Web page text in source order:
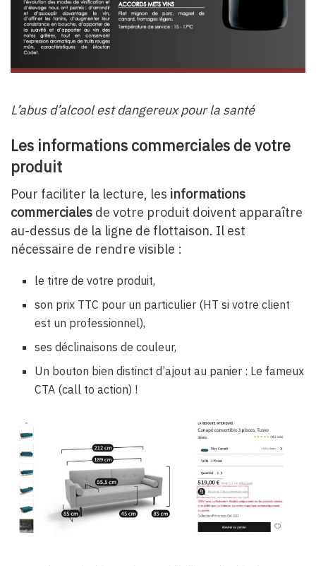
L’abus d’alcool est dangereux pour la santé
Les informations commerciales de votre
produit
Pour faciliter la lecture, les informations
commerciales de votre produit doivent apparaître
au-dessus de la ligne de flottaison. Il est
nécessaire de rendre visible :
le titre de votre produit,
son prix TTC pour un particulier (HT si votre client
est un professionnel),
ses déclinaisons de couleur,
Un bouton bien distinct d’ajout au panier : Le fameux
CTA (call to action) !